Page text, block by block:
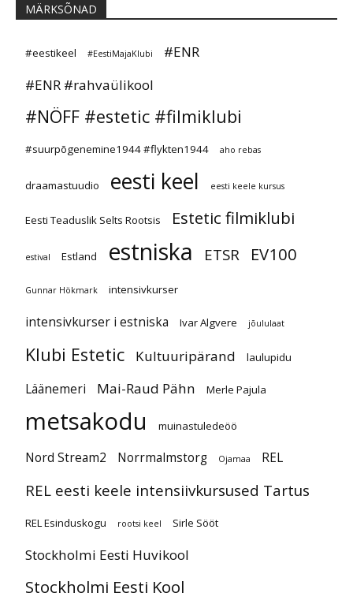
MÄRKSÕNAD
#eestikeel #EestiMajaKlubi
#ENR
#ENR #rahvaülikool
#NÖFF #estetic #filmiklubi
#suurpõgenemine1944 #flykten1944 aho rebas
draamastuudio eesti keel eesti keele kursus
Eesti Teaduslik Selts Rootsis Estetic filmiklubi
estival Estland estniska ETSR EV100
Gunnar Hökmark intensivkurser
intensivkurser i estniska Ivar Algvere jõululaat
Klubi Estetic Kultuuripärand laulupidu
Läänemeri Mai-Raud Pähn Merle Pajula
metsakodu muinastuledeöö
Nord Stream2 Norrmalmstorg Ojamaa REL
REL eesti keele intensiivkursused Tartus
REL Esinduskogu rootsi keel Sirle Sööt
Stockholmi Eesti Huvikool
Stockholmi Eesti Kool